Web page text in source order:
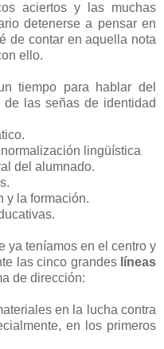
aciertos y las muchas
detenerse a pensar en
de contar en aquella nota
ello.
tiempo para hablar del
las señas de identidad
lingüística
del alumnado.
y la formación.
ya teníamos en el centro y
las cinco grandeslíneas
de dirección:
en la lucha contra
en los primeros